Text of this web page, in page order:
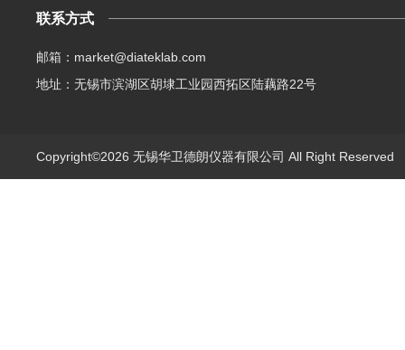
联系方式
邮箱：market@diateklab.com
地址：无锡市滨湖区胡埭工业园西拓区陆藕路22号
Copyright©2026 无锡华卫德朗仪器有限公司 All Right